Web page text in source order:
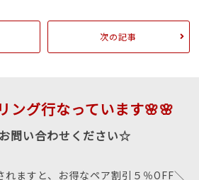
次の記事
ング行なっています🌸🌸
問い合わせください☆
れますと、お得なペア割引５％OFF＼